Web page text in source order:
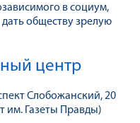
в социум,
обществу зрелую
центр
Слобожанский, 20
им. Газеты Правды)